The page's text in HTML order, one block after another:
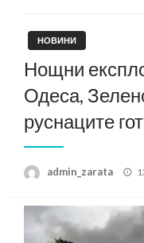
НОВИНИ
Нощни
Одеса,
руснаците
admin_zarata